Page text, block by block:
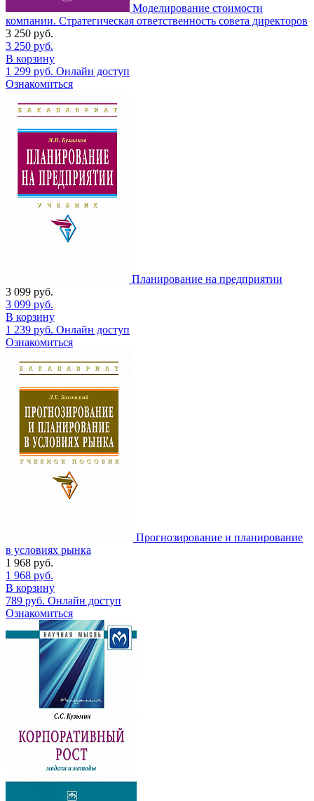
Моделирование стоимости
компании. Стратегическая ответственность совета директоров
3 250 руб.
3 250 руб.
В корзину
1 299 руб. Онлайн доступ
Ознакомиться
Планирование на предприятии
3 099 руб.
3 099 руб.
В корзину
1 239 руб. Онлайн доступ
Ознакомиться
Прогнозирование и планирование
в условиях рынка
1 968 руб.
1 968 руб.
В корзину
789 руб. Онлайн доступ
Ознакомиться